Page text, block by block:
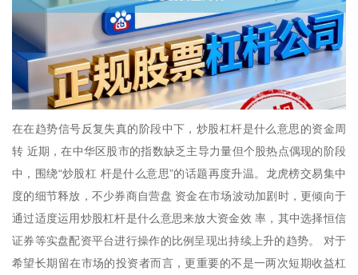
在在趋势信号反复失真的阶段中下，炒股杠杆是什么意思的资金周
转 近期，在中华区股市的指数缺乏主导力量但个股热点偶现的阶段
中，围绕“炒股杠 杆是什么意思”的话题再度升温。龙虎榜交易集中
度的细节释放，不少券商自营盘 资金在市场波动加剧时，更倾向于
通过适度运用炒股杠杆是什么意思来放大资金效 率，其中选择恒信
证券等实盘配资平台进行操作的比例呈现出持续上升的趋势。 对于
希望长期留在市场的投资者而言，更重要的不是一两次短期收益杠